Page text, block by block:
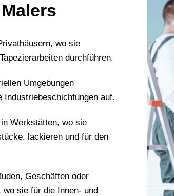
wo sie
durchführen.
Umgebungen
Industriebeschichtungen auf.
Werkstätten, wo sie
lackieren und für den
Geschäften oder
wo sie für die Innen- und